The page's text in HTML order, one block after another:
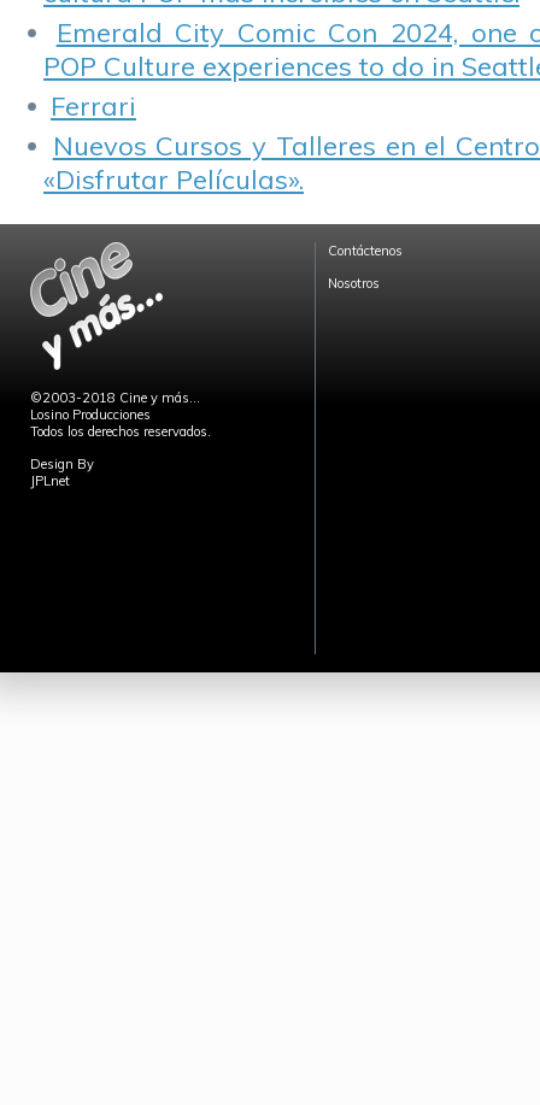
Emerald City Comic Con 2024,
POP Culture experiences to do in
Ferrari
Nuevos Cursos y Talleres en el
«Disfrutar Películas».
©2003-2018 Cine y más...
Losino Producciones
Todos los derechos reservados.
Design By
JPLnet
Contáctenos
Nosotros